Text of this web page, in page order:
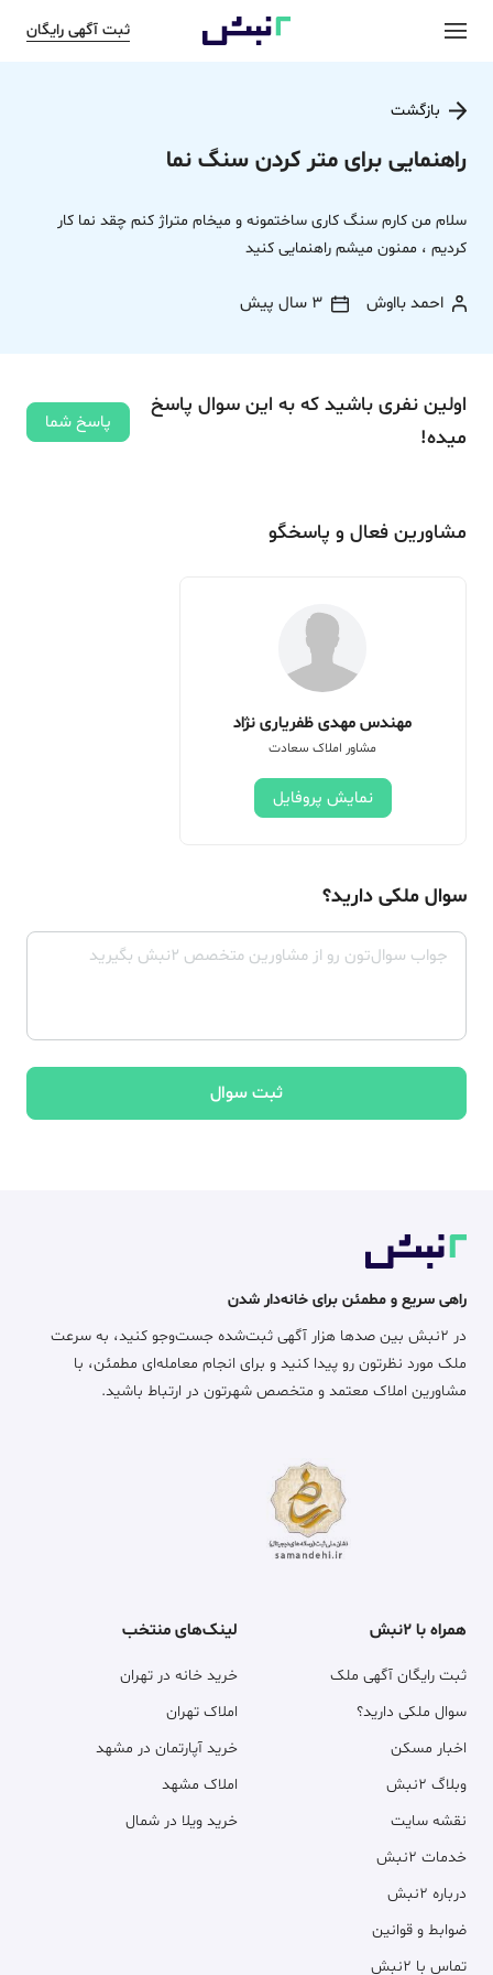
ثبت آگهی رایگان
بازگشت
راهنمایی برای متر کردن سنگ نما
سلام من کارم سنگ کاری ساختمونه و میخام متراژ کنم چقد نما کار
کردیم ، ممنون میشم راهنمایی کنید
احمد بااوش 3 سال پیش
اولین نفری باشید که به این سوال پاسخ
میده!
پاسخ شما
مشاورین فعال و پاسخگو
مهندس مهدی ظفریاری نژاد
مشاور املاک سعادت
نمایش پروفایل
سوال ملکی دارید؟
ثبت سوال
راهی سریع و مطمئن برای خانه‌دار شدن
در ۲نبش بین صدها هزار آگهی ثبت‌شده جست‌وجو کنید، به سرعت
ملک مورد نظرتون رو پیدا کنید و برای انجام معامله‌ای مطمئن، با
مشاورین املاک معتمد و متخصص شهرتون در ارتباط باشید.
همراه با ۲نبش
ثبت رایگان آگهی ملک
سوال ملکی دارید؟
اخبار مسکن
وبلاگ ۲نبش
نقشه سایت
خدمات ۲نبش
درباره ۲نبش
ضوابط و قوانین
تماس با ۲نبش
لینک‌های منتخب
خرید خانه در تهران
املاک تهران
خرید آپارتمان در مشهد
املاک مشهد
خرید ویلا در شمال